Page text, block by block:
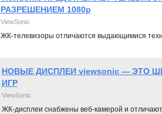
РАЗРЕШЕНИЕМ 1080p
ViewSonic
ЖК-телевизоры отличаются выдающимися
НОВЫЕ ДИСПЛЕИ viewsonic — ЭТО
ИГР
ViewSonic
ЖК-дисплеи снабжены веб-камерой и